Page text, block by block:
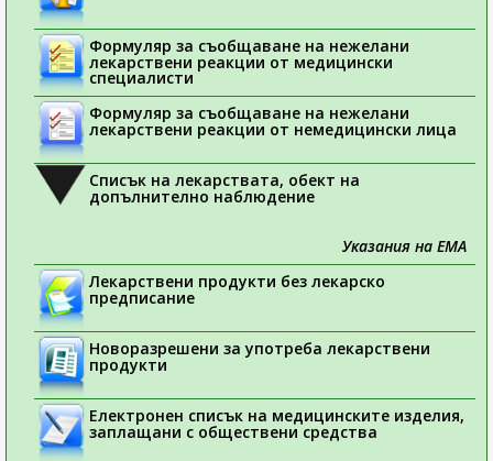
Формуляр за съобщаване на нежелани
лекарствени реакции от медицински
специалисти
Формуляр за съобщаване на нежелани
лекарствени реакции от немедицински лица
Списък на лекарствата, обект на
допълнително наблюдение
Указания на ЕМА
Лекарствени продукти без лекарско
предписание
Новоразрешени за употреба лекарствени
продукти
Електронен списък на медицинските изделия,
заплащани с обществени средства